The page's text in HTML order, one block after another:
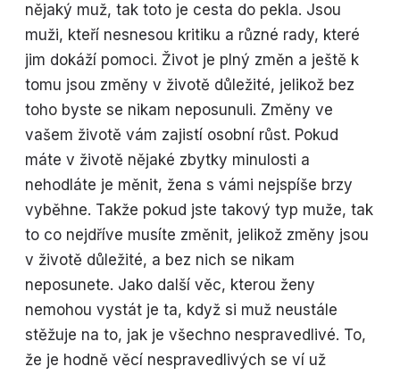
nějaký muž, tak toto je cesta do pekla. Jsou
muži, kteří nesnesou kritiku a různé rady, které
jim dokáží pomoci. Život je plný změn a ještě k
tomu jsou změny v životě důležité, jelikož bez
toho byste se nikam neposunuli. Změny ve
vašem životě vám zajistí osobní růst. Pokud
máte v životě nějaké zbytky minulosti a
nehodláte je měnit, žena s vámi nejspíše brzy
vyběhne. Takže pokud jste takový typ muže, tak
to co nejdříve musíte změnit, jelikož změny jsou
v životě důležité, a bez nich se nikam
neposunete. Jako další věc, kterou ženy
nemohou vystát je ta, když si muž neustále
stěžuje na to, jak je všechno nespravedlivé. To,
že je hodně věcí nespravedlivých se ví už